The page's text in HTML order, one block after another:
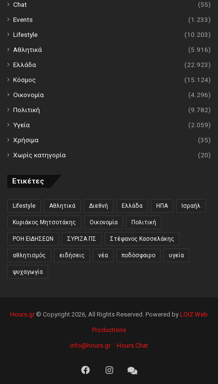
Chat
(55)
Events
(1.233)
Lifestyle
(10.203)
Αθλητικά
(5.916)
Ελλάδα
(22.923)
Κόσμος
(15.124)
Οικονομία
(4.296)
Πολιτική
(9.782)
Υγεία
(2.059)
Χρήσιμα
(35)
Χωρίς κατηγορία
(20)
Ετικέτες
Lifestyle Αθλητικά Διεθνή Ελλάδα ΗΠΑ Ισραήλ
Κυριάκος Μητσοτάκης Οικονομία Πολιτική
ΡΟΗ ΕΙΔΗΣΕΩΝ ΣΥΡΙΖΑ ΠΣ Στέφανος Κασσελάκης
αθλητισμός ειδήσεις νέα ποδόσφαιρο υγεία
ψυχαγωγία
Hours.gr© Copyright 2026, All Rights Reserved. Powered by LOIZ Web
Productions
info@hours.gr Hours Chat
FacebookInstagramHours